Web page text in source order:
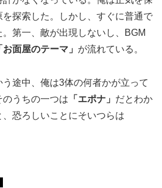
探索した。しかし、すぐに普通で
第一、敵が出現しないし、BGM
お面屋のテーマ」 が流れている。
途中、俺は3体の何者かが立って
うちの一つは 「エポナ」 だとわか
恐ろしいことにそいつらは